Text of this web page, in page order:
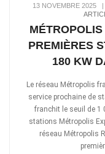
13 NOVEMBRE 2025 |
PREMIÈRES
180 KW
Le réseau Métropolis
service prochaine de
franchit le seuil de 1
stations Métropolis
réseau Métropolis